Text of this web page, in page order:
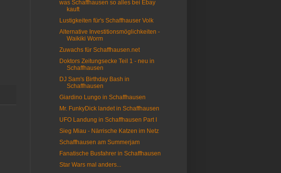
was Schaffhausen so alles bei Ebay
kauft
Lustigkeiten für's Schaffhauser Volk
Alternative Investitionsmöglichkeiten -
Waikiki Worm
Zuwachs für Schaffhausen.net
Doktors Zeitungsecke Teil 1 - neu in
Schaffhausen
DJ Sam's Birthday Bash in
Schaffhausen
Giardino Lungo in Schaffhausen
Mr. FunkyDick landet in Schaffhausen
UFO Landung in Schaffhausen Part I
Sieg Miau - Närrische Katzen im Netz
Schaffhausen am Summerjam
Fanatische Busfahrer in Schaffhausen
Star Wars mal anders...